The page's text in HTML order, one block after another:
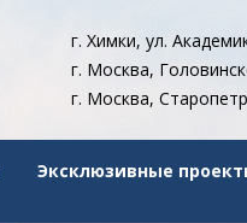
г. Химки, ул.
г. Москва,
г. Москва,
Эксклюзивные